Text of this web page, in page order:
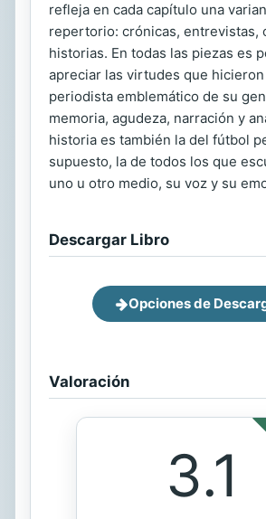
refleja en cada capítulo una
repertorio: crónicas, entrevistas,
historias. En todas las piezas es
apreciar las virtudes que
periodista emblemático de su
memoria, agudeza, narración y
historia es también la del fútbol
supuesto, la de todos los que
uno u otro medio, su voz y su
Descargar Libro
Opciones de
Valoración
3.1